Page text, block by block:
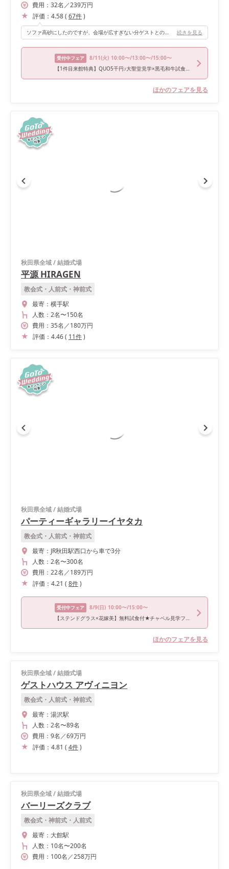
費用： 32名 ／239万円
評価： 4.58( 67件)
ソファ高砂にしたのですが、会場が広すぎない分ゲストとの距離も近くて、後列のゲストも顔がちゃんと見えるくるいの距離感でした。 その為、アットホームな雰囲気にしたい方にはとってもおすすめです！ 続きを見る
受付中フェア 8/11(火) 10:00〜/13:00〜/15:00〜
【1件目来館特典】QUO5千円♪大聖堂見学×黒毛和牛試食フェア
ほかのフェアを見る
秋田県全域/結婚式場
平源 HIRAGEN
教会式・人前式・神前式
最寄： 横手駅
人数： 2名〜150名
費用： 35名 ／180万円
評価： 4.46( 11件)
秋田県全域/結婚式場
パーティーギャラリーイヤタカ
教会式・人前式・神前式
最寄： JR秋田駅西口から車で3分
人数： 2名〜300名
費用： 22名 ／189万円
評価： 4.21 ( 8件)
受付中フェア 8/9(日) 10:00〜/15:00〜
【ステンドグラス×花嫁美】無料試食付★チャペル見学フェア
ほかのフェアを見る
秋田県全域/結婚式場
ゲストハウス アヴィニヨン
教会式・人前式・神前式
最寄： 湯沢駅
人数： 2名〜89名
費用： 9名 ／69万円
評価： 4.81 ( 4件)
秋田県全域/結婚式場
バーリーズクラブ
教会式・神前式・人前式
最寄： 大館駅
人数： 10名〜200名
費用： 100名 ／258万円